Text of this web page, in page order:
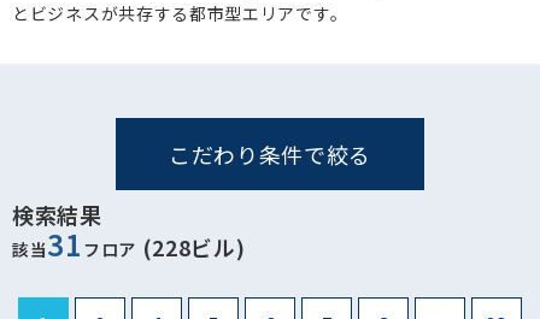
とビジネスが共存する都市型エリアです。
こだわり条件で絞る
検索結果
該当31 フロア (228ビル)